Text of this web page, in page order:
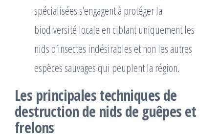
spécialisées s’engagent à protéger la
biodiversité locale en ciblant uniquement les
nids d’insectes indésirables et non les autres
espèces sauvages qui peuplent la région.
Les principales techniques de
destruction de nids de guêpes et
frelons